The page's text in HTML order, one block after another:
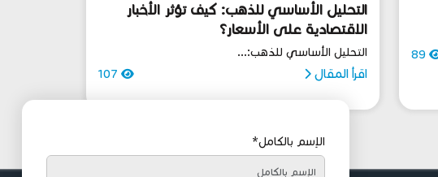
89
التحليل الأساسي للذهب: كيف تؤثر الأخبار
الاقتصادية على الأسعار؟
التحليل الأساسي للذهب:...
اقرأ المقال 107
الإسم بالكامل*